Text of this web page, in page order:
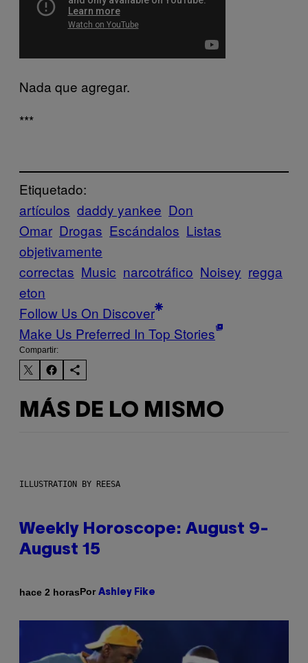
Nada que agregar.
***
Etiquetado:
artículos daddy yankee Don
Omar Drogas Escándalos Listas
objetivamente
correctas Music narcotráfico Noisey regga
eton
Follow Us On Discover
Make Us Preferred In Top Stories
Compartir:
MÁS DE LO MISMO
ILLUSTRATION BY REESA
Weekly Horoscope: August 9-
August 15
hace 2 horasPor Ashley Fike